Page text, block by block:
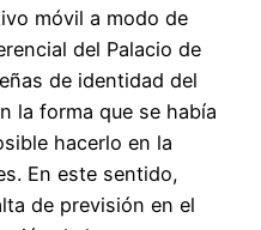
móvil a modo de
del Palacio de
de identidad del
la forma que se había
hacerlo en la
En este sentido,
de previsión en el